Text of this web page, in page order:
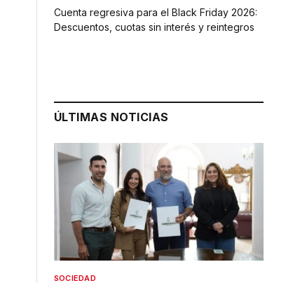
Cuenta regresiva para el Black Friday 2026:
Descuentos, cuotas sin interés y reintegros
ÚLTIMAS NOTICIAS
SOCIEDAD